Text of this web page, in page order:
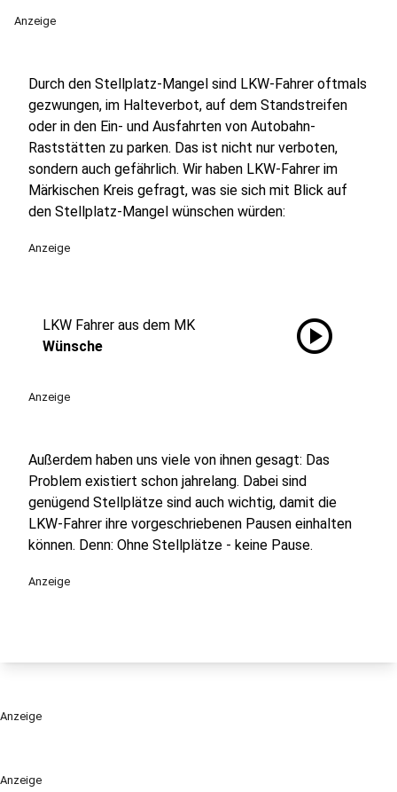
Anzeige
Anzeige
Durch den Stellplatz-Mangel sind LKW-Fahrer oftmals
gezwungen, im Halteverbot, auf dem Standstreifen
oder in den Ein- und Ausfahrten von Autobahn-
Raststätten zu parken. Das ist nicht nur verboten,
sondern auch gefährlich. Wir haben LKW-Fahrer im
Märkischen Kreis gefragt, was sie sich mit Blick auf
den Stellplatz-Mangel wünschen würden:
Anzeige
LKW Fahrer aus dem MK
Wünsche
play_circle
Anzeige
Außerdem haben uns viele von ihnen gesagt: Das
Problem existiert schon jahrelang. Dabei sind
genügend Stellplätze sind auch wichtig, damit die
LKW-Fahrer ihre vorgeschriebenen Pausen einhalten
können. Denn: Ohne Stellplätze - keine Pause.
Anzeige
Anzeige